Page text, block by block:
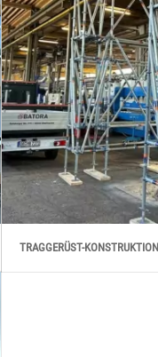
TRAGGERÜST-